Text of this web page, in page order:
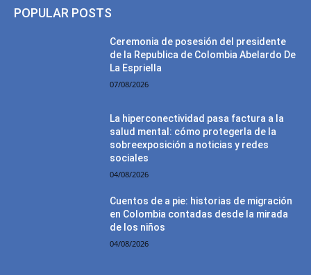
POPULAR POSTS
Ceremonia de posesión del presidente
de la Republica de Colombia Abelardo De
La Espriella
07/08/2026
La hiperconectividad pasa factura a la
salud mental: cómo protegerla de la
sobreexposición a noticias y redes
sociales
04/08/2026
Cuentos de a pie: historias de migración
en Colombia contadas desde la mirada
de los niños
04/08/2026